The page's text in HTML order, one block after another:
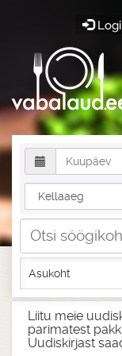
Logi
Asukoht
Liitu meie
parimatest
Uudiskirjast